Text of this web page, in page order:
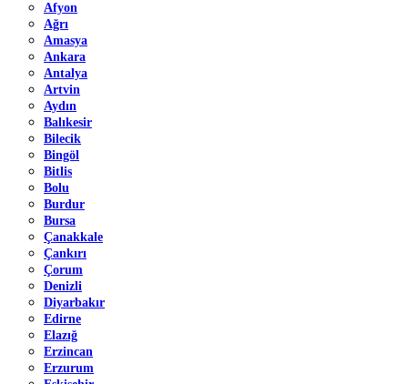
Afyon
Ağrı
Amasya
Ankara
Antalya
Artvin
Aydın
Balıkesir
Bilecik
Bingöl
Bitlis
Bolu
Burdur
Bursa
Çanakkale
Çankırı
Çorum
Denizli
Diyarbakır
Edirne
Elazığ
Erzincan
Erzurum